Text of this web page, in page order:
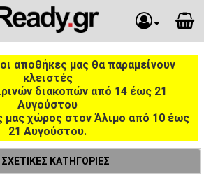
αποθήκες μας θα παραμείνουν
κλειστές
διακοπών από 14 έως 21
Αυγούστου
μας χώρος στον Άλιμο από 10 έως
21 Αυγούστου.
ΚΑΤΗΓΟΡΊΕΣ